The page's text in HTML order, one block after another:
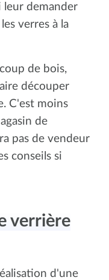
leur demander
verres à la
de bois,
découper
C'est moins
de
pas de vendeur
conseils si
verrière
d'une